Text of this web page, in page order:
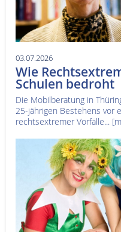
03.07.2026
Wie
Schulen bedroht
Die Mobilberatung in
25-jährigen Bestehens vor
rechtsextremer Vorfälle...